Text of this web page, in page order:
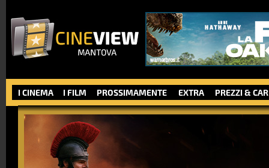
I CINEMA I FILM PROSSIMAMENTE EXTRA PREZZI &